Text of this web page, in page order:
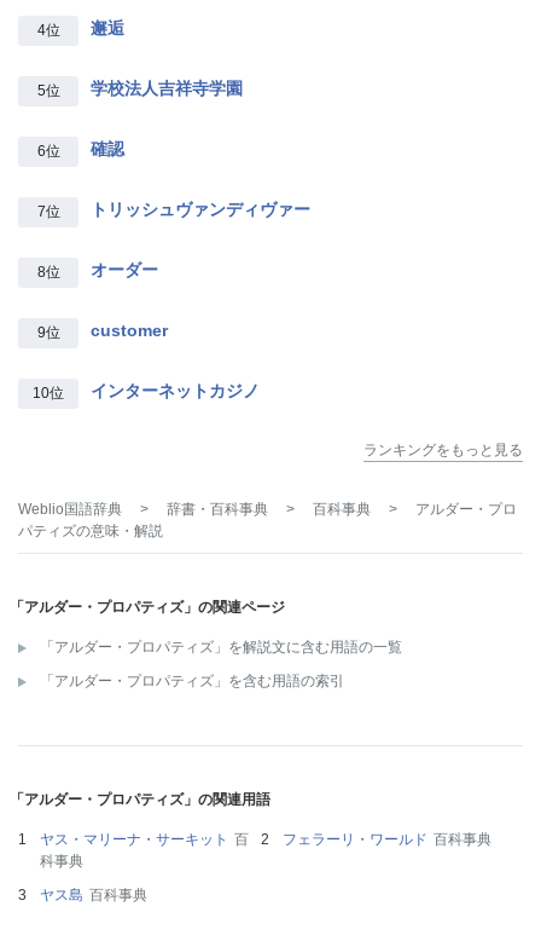
4位 邂逅
5位 学校法人吉祥寺学園
6位 確認
7位 トリッシュヴァンディヴァー
8位 オーダー
9位 customer
10位 インターネットカジノ
ランキングをもっと見る
Weblio国語辞典 > 辞書・百科事典 > 百科事典 >
アルダー・プロ
パティズの意味・解説
「アルダー・プロパティズ」の関連ページ
「アルダー・プロパティズ」を解説文に含む用語の一覧
「アルダー・プロパティズ」を含む用語の索引
「アルダー・プロパティズ」の関連用語
ヤス・マリーナ・サーキット 百
科事典
フェラーリ・ワールド 百科事典
ヤス島 百科事典